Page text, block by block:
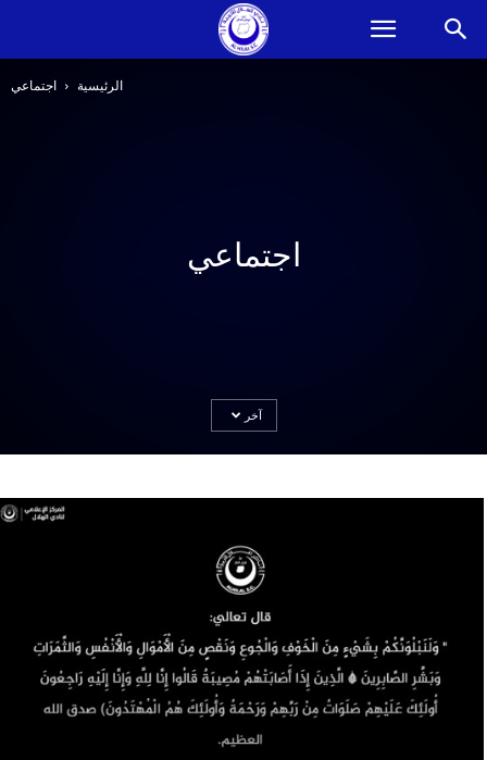
الرئيسية اجتماعي
اجتماعي
آخر